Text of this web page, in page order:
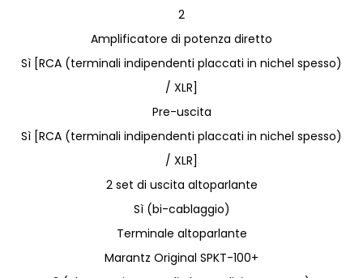
2
Amplificatore di potenza diretto
Sì [RCA (terminali indipendenti placcati in nichel spesso)
/ XLR]
Pre-uscita
Sì [RCA (terminali indipendenti placcati in nichel spesso)
/ XLR]
2 set di uscita altoparlante
Sì (bi-cablaggio)
Terminale altoparlante
Marantz Original SPKT-100+